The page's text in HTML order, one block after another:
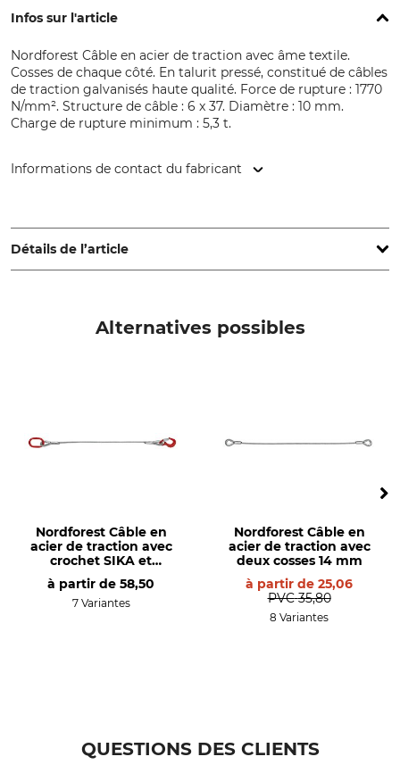
Infos sur l'article
Nordforest Câble en acier de traction avec âme textile.
Cosses de chaque côté. En talurit pressé, constitué de câbles
de traction galvanisés haute qualité. Force de rupture : 1770
N/mm². Structure de câble : 6 x 37. Diamètre : 10 mm.
Charge de rupture minimum : 5,3 t.
Informations de contact du fabricant
www.grube.de
Détails de l’article
Made in Germany
10 mm
Alternatives possibles
Nordforest Câble en
acier de traction avec
crochet SIKA et
anneau en acier 10
mm
à partir de 58,50
7 Variantes
Nordforest Câble en
acier de traction avec
deux cosses 14 mm
à partir de 25,06
PVC 35,80
8 Variantes
QUESTIONS DES CLIENTS